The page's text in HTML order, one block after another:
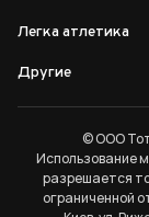
Легка атлетика
Другие
© ООО
Использование
разрешается
ограниченной